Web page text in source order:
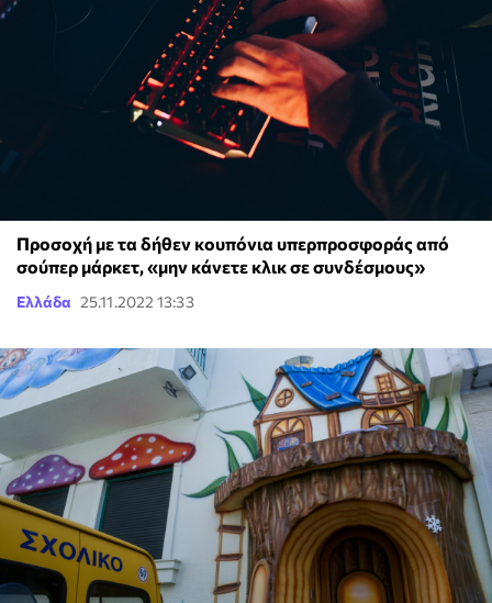
Προσοχή με τα δήθεν κουπόνια υπερπροσφοράς από
σούπερ μάρκετ, «μην κάνετε κλικ σε συνδέσμους»
Ελλάδα 25.11.2022 13:33